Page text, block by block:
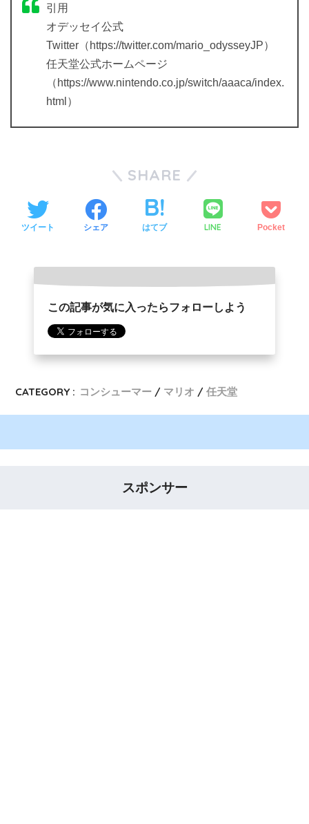
引用
オデッセイ公式
Twitter（https://twitter.com/mario_odysseyJP）
任天堂公式ホームページ
（https://www.nintendo.co.jp/switch/aaaca/index.
html）
SHARE
ツイート シェア はてブ LINE Pocket
この記事が気に入ったらフォローしよう
CATEGORY : コンシューマー マリオ 任天堂
スポンサー